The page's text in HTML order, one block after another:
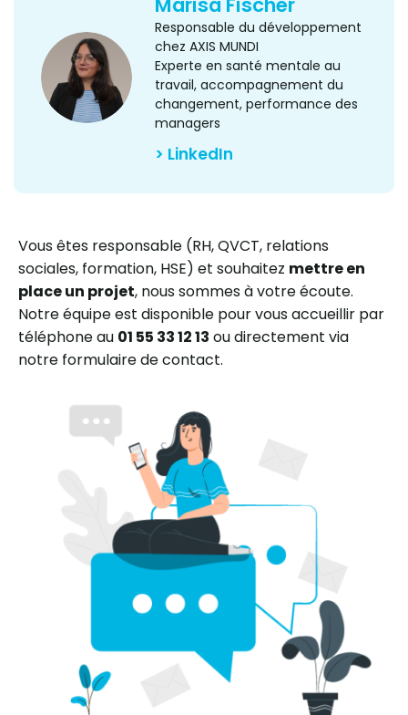
Responsable du développement
chez AXIS MUNDI
Experte en santé mentale au
travail, accompagnement du
changement, performance des
managers
> LinkedIn
Vous êtes responsable (RH, QVCT, relations
sociales, formation, HSE) et souhaitez mettre en
place un projet, nous sommes à votre écoute.
Notre équipe est disponible pour vous accueillir par
téléphone au 01 55 33 12 13 ou directement via
notre formulaire de contact.